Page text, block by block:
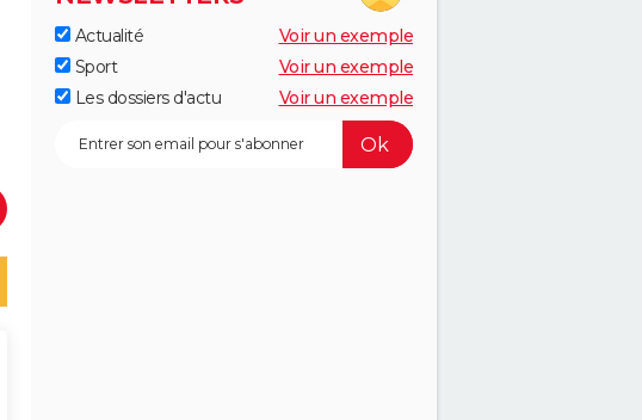
Actualité
Voir un exemple
Sport
Voir un exemple
Les dossiers d'actu
Voir un exemple